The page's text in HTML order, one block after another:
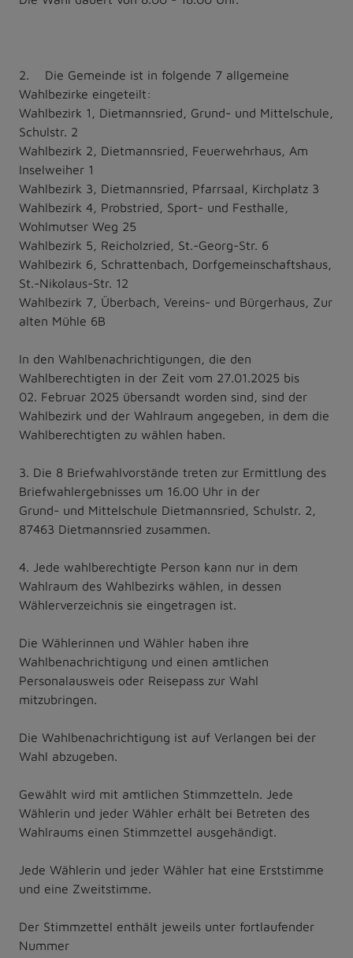
2. Die Gemeinde ist in folgende 7 allgemeine
Wahlbezirke eingeteilt:
Wahlbezirk 1, Dietmannsried, Grund- und Mittelschule,
Schulstr. 2
Wahlbezirk 2, Dietmannsried, Feuerwehrhaus, Am
Inselweiher 1
Wahlbezirk 3, Dietmannsried, Pfarrsaal, Kirchplatz 3
Wahlbezirk 4, Probstried, Sport- und Festhalle,
Wohlmutser Weg 25
Wahlbezirk 5, Reicholzried, St.-Georg-Str. 6
Wahlbezirk 6, Schrattenbach, Dorfgemeinschaftshaus,
St.-Nikolaus-Str. 12
Wahlbezirk 7, Überbach, Vereins- und Bürgerhaus, Zur
alten Mühle 6B
In den Wahlbenachrichtigungen, die den
Wahlberechtigten in der Zeit vom 27.01.2025 bis
02. Februar 2025 übersandt worden sind, sind der
Wahlbezirk und der Wahlraum angegeben, in dem die
Wahlberechtigten zu wählen haben.
3. Die 8 Briefwahlvorstände treten zur Ermittlung des
Briefwahlergebnisses um 16.00 Uhr in der
Grund- und Mittelschule Dietmannsried, Schulstr. 2,
87463 Dietmannsried zusammen.
4. Jede wahlberechtigte Person kann nur in dem
Wahlraum des Wahlbezirks wählen, in dessen
Wählerverzeichnis sie eingetragen ist.
Die Wählerinnen und Wähler haben ihre
Wahlbenachrichtigung und einen amtlichen
Personalausweis oder Reisepass zur Wahl
mitzubringen.
Die Wahlbenachrichtigung ist auf Verlangen bei der
Wahl abzugeben.
Gewählt wird mit amtlichen Stimmzetteln. Jede
Wählerin und jeder Wähler erhält bei Betreten des
Wahlraums einen Stimmzettel ausgehändigt.
Jede Wählerin und jeder Wähler hat eine Erststimme
und eine Zweitstimme.
Der Stimmzettel enthält jeweils unter fortlaufender
Nummer